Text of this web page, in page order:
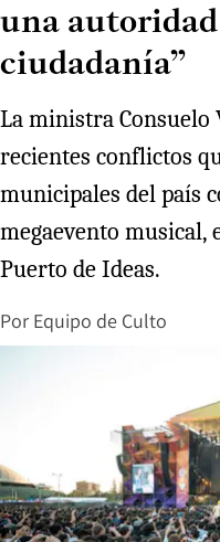
una
ciudadanía”
La ministra Consuelo
recientes conflictos
municipales del país
megaevento musical,
Puerto de Ideas.
Por Equipo de Culto